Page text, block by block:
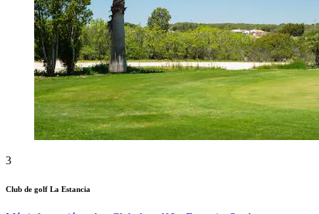
3
Club de golf La Estancia